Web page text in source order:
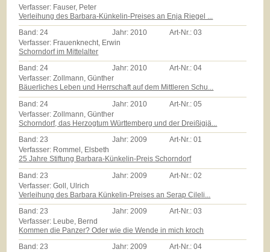
Verfasser: Fauser, Peter
Verleihung des Barbara-Künkelin-Preises an Enja Riegel ...
Band:24 Jahr:2010 Art-Nr.:03
Verfasser: Frauenknecht, Erwin
Schorndorf im Mittelalter
Band:24 Jahr:2010 Art-Nr.:04
Verfasser: Zollmann, Günther
Bäuerliches Leben und Herrschaft auf dem Mittleren Schu...
Band: 24 Jahr: 2010 Art-Nr.:05
Verfasser: Zollmann, Günther
Schorndorf, das Herzogtum Württemberg und der Dreißigjä...
Band:23 Jahr:2009 Art-Nr.:01
Verfasser: Rommel, Elsbeth
25 Jahre Stiftung Barbara-Künkelin-Preis Schorndorf
Band: 23 Jahr: 2009 Art-Nr.:02
Verfasser: Goll, Ulrich
Verleihung des Barbara Künkelin-Preises an Serap Cileli...
Band:23 Jahr:2009 Art-Nr.:03
Verfasser: Leube, Bernd
Kommen die Panzer? Oder wie die Wende in mich kroch
Band:23 Jahr:2009 Art-Nr.:04